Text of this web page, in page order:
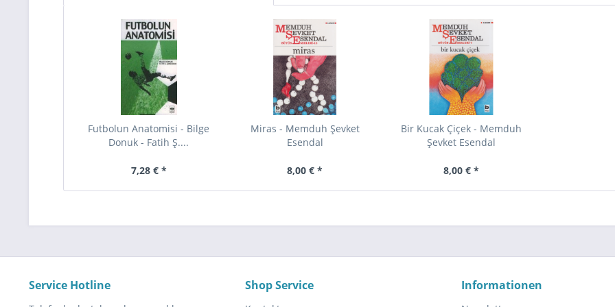
Futbolun Anatomisi - Bilge
Donuk - Fatih Ş....
7,28 € *
Miras - Memduh Şevket
Esendal
8,00 € *
Bir Kucak Çiçek - Memduh
Şevket Esendal
8,00 € *
Service Hotline Shop Service Informationen